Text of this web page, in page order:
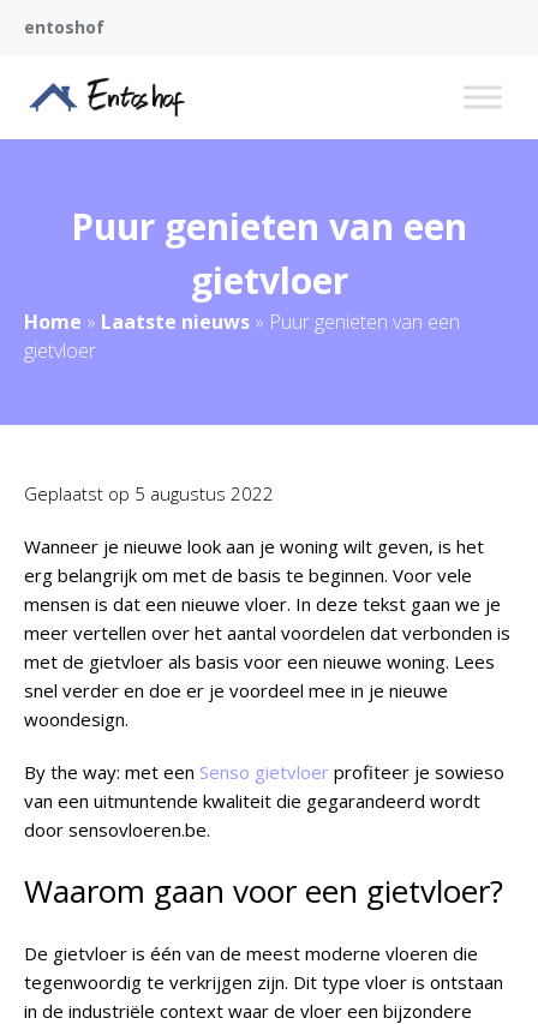
entoshof
Puur genieten van een
gietvloer
Home » Laatste nieuws » Puur genieten van een
gietvloer
Geplaatst op 5 augustus 2022
Wanneer je nieuwe look aan je woning wilt geven, is het
erg belangrijk om met de basis te beginnen. Voor vele
mensen is dat een nieuwe vloer. In deze tekst gaan we je
meer vertellen over het aantal voordelen dat verbonden is
met de gietvloer als basis voor een nieuwe woning. Lees
snel verder en doe er je voordeel mee in je nieuwe
woondesign.
By the way: met een Senso gietvloer profiteer je sowieso
van een uitmuntende kwaliteit die gegarandeerd wordt
door sensovloeren.be.
Waarom gaan voor een gietvloer?
De gietvloer is één van de meest moderne vloeren die
tegenwoordig te verkrijgen zijn. Dit type vloer is ontstaan
in de industriële context waar de vloer een bijzondere